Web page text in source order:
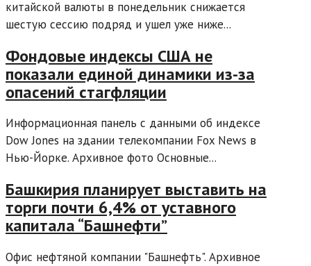
китайской валюты в понедельник снижается
шестую сессию подряд и ушел уже ниже...
Фондовые индексы США не
показали единой динамики из-за
опасений стагфляции
Информационная панель с данными об индексе
Dow Jones на здании телекомпании Fox News в
Нью-Йорке. Архивное фото Основные...
Башкирия планирует выставить на
торги почти 6,4% от уставного
капитала “Башнефти”
Офис нефтяной компании "Башнефть". Архивное